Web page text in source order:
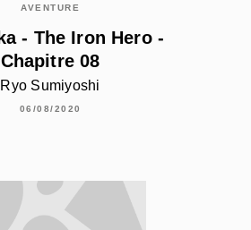
AVENTURE
- The Iron Hero -
Chapitre 08
Ryo Sumiyoshi
06/08/2020